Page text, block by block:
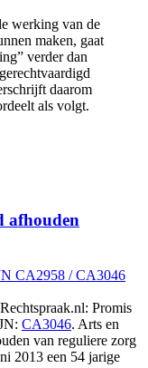
werking van de
maken, gaat
verder dan
daarom
als volgt.
afhouden
CA2958 / CA3046
Promis
CA3046. Arts en
van reguliere zorg
2013 een 54 jarige